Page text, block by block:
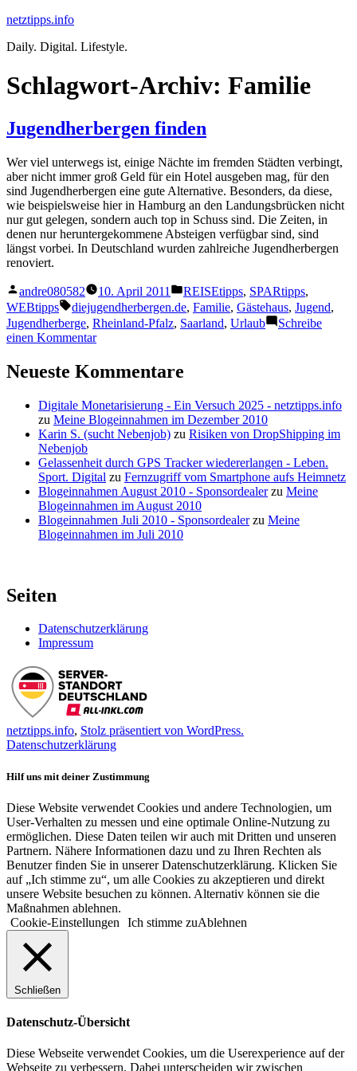
Zum
springen
netztipps.info
Daily. Digital. Lifestyle.
Schlagwort-Archiv: Familie
Jugendherbergen finden
Wer viel unterwegs ist, einige Nächte im fremden Städten verbingt,
aber nicht immer groß Geld für ein Hotel ausgeben mag, für den
sind Jugendherbergen eine gute Alternative. Besonders, da diese,
wie beispielsweise hier in Hamburg an den Landungsbrücken nicht
nur gut gelegen, sondern auch top in Schuss sind. Die Zeiten, in
denen nur heruntergekommene Absteigen verfügbar sind, sind
längst vorbei. In Deutschland wurden zahlreiche Jugendherbergen
renoviert.
Veröffentlicht
von
andre080582 10. April 2011
Veröffentlicht
unter
REISEtipps, SPARtipps,
WEBtipps
Schlagwörter:
diejugendherbergen.de, Familie, Gästehaus, Jugend,
Jugendherberge, Rheinland-Pfalz, Saarland, Urlaub
Schreibe
einen Kommentarzu
Neueste Kommentare
Digitale Monetarisierung - Ein Versuch 2025 - netztipps.info
zu Meine Blogeinnahmen im Dezember 2010
Karin S. (sucht Nebenjob) zu Risiken von DropShipping im
Nebenjob
Gelassenheit durch GPS Tracker wiedererlangen - Leben.
Sport. Digital zu Fernzugriff vom Smartphone aufs Heimnetz
Blogeinnahmen August 2010 - Sponsordealerzu Meine
Blogeinnahmen im August 2010
Blogeinnahmen Juli 2010 - Sponsordealerzu Meine
Blogeinnahmen im Juli 2010
Seiten
Datenschutzerklärung
Impressum
netztipps.info, Stolz präsentiert von WordPress.
Datenschutzerklärung
Hilf uns mit deiner Zustimmung
Diese Website verwendet Cookies und andere Technologien, um
User-Verhalten zu messen und eine optimale Online-Nutzung zu
ermöglichen. Diese Daten teilen wir auch mit Dritten und unseren
Partnern. Nähere Informationen dazu und zu Ihren Rechten als
Benutzer finden Sie in unserer Datenschutzerklärung. Klicken Sie
auf „Ich stimme zu“, um alle Cookies zu akzeptieren und direkt
unsere Website besuchen zu können. Alternativ können sie die
Maßnahmen ablehnen.
Cookie-Einstellungen
Ich stimme zuAblehnen
Schließen
Datenschutz-Übersicht
Diese Webseite verwendet Cookies, um die Userexperience auf der
Webseite zu verbessern. Dabei unterscheiden wir zwischen